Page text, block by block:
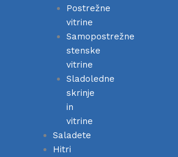
Postrežne
vitrine
Samopostrežne
stenske
vitrine
Sladoledne
skrinje
in
vitrine
Saladete
Hitri